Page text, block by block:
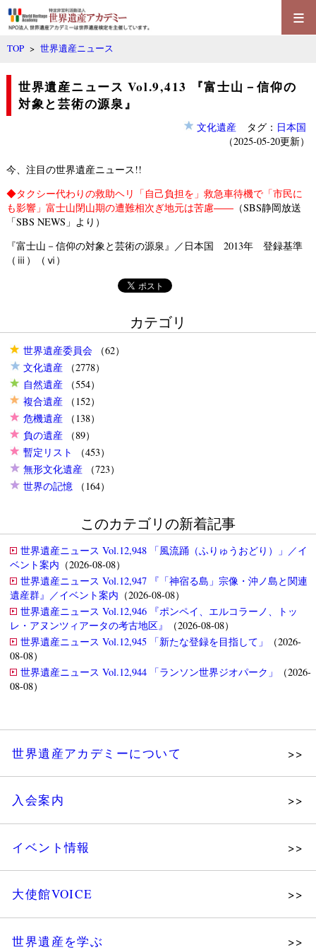
≡
TOP >世界遺産ニュース
世界遺産ニュース Vol.9,413 『富士山－信仰の
対象と芸術の源泉』
文化遺産タグ： 日本国
（2025-05-20更新）
今、注目の世界遺産ニュース!!
◆タクシー代わりの救助ヘリ「自己負担を」救急車待機で「市民に
も影響」富士山閉山期の遭難相次ぎ地元は苦慮――（SBS静岡放送
「SBS NEWS」より）
『富士山－信仰の対象と芸術の源泉』／日本国 2013年 登録基準
（ⅲ）（ⅵ）
カテゴリ
世界遺産委員会（62）
文化遺産（2778）
自然遺産（554）
複合遺産（152）
危機遺産（138）
負の遺産（89）
暫定リスト
（453）
無形文化遺産（723）
世界の記憶（164）
このカテゴリの新着記事
世界遺産ニュース Vol.12,948 「風流踊（ふりゅうおどり）」／イ
ベント案内 （2026-08-08）
世界遺産ニュース Vol.12,947 『「神宿る島」宗像・沖ノ島と関連
遺産群』／イベント案内 （2026-08-08）
世界遺産ニュース Vol.12,946 『ポンペイ、エルコラーノ、トッ
レ・アヌンツィアータの考古地区』
（2026-08-08）
世界遺産ニュース Vol.12,945 「新たな登録を目指して」
（2026-
08-08）
世界遺産ニュース Vol.12,944 「ランソン世界ジオパーク」
（2026-
08-08）
世界遺産アカデミーについて
組織図・役員
法人会員・協賛団体／公認団体
入会案内
イベント情報
大使館VOICE
世界遺産を学ぶ